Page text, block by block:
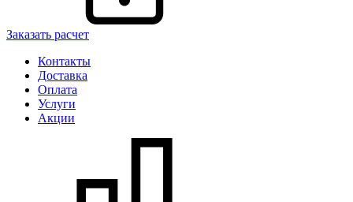
Заказать расчет
Контакты
Доставка
Оплата
Услуги
Акции